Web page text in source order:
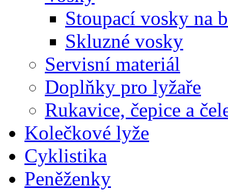
Stoupací vosky na
Skluzné vosky
Servisní materiál
Doplňky pro lyžaře
Rukavice, čepice a
Kolečkové lyže
Cyklistika
Peněženky